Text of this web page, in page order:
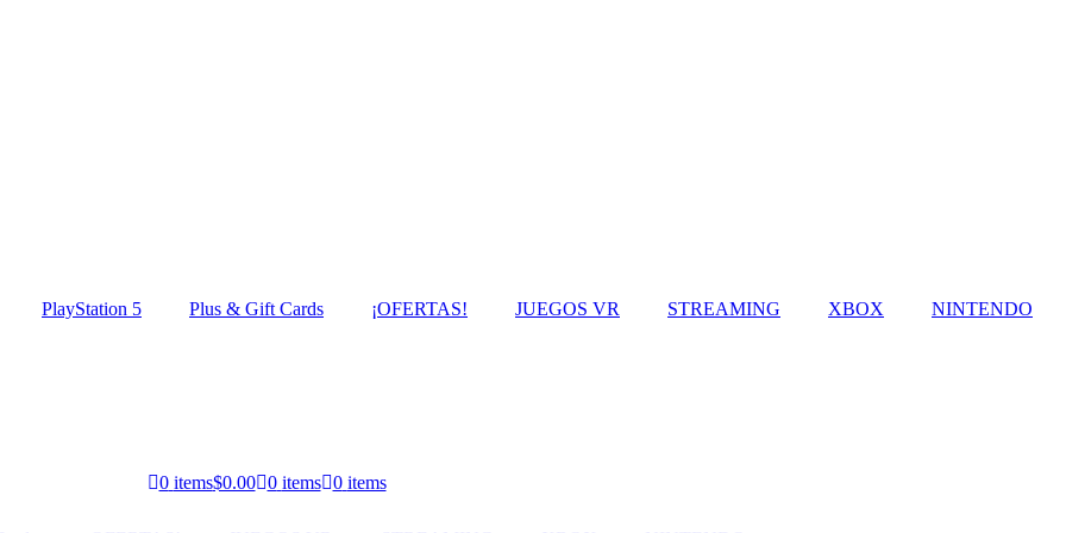
PlayStation 5 Plus & Gift Cards ¡OFERTAS! JUEGOS VR STREAMING XBOX NINTENDO
0 items$0.00 0 items 0 items